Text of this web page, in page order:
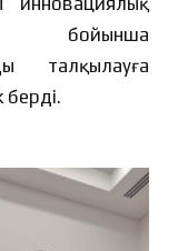
бойынша
талқылауға
берді.